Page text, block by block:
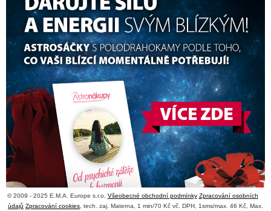
© 2009 - 2025 E.M.A. Europe s.r.o. Všeobecné obchodní podmínky Zpracování osobních
údajů Zpracování cookies , tech. zaj. Materna, 1 min/70 Kč vč. DPH, 1sms/max. 46 Kč, Max.